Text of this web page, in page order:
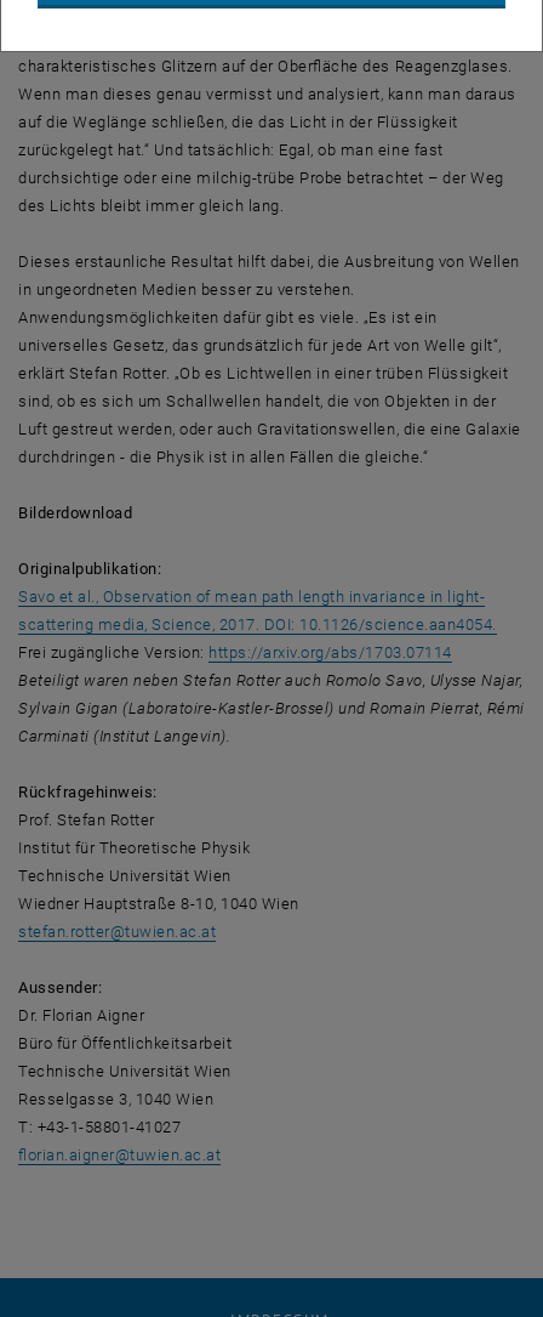
sich die Streuung fortwährend, weil sich die Nanopartikel im Wasser
charakteristisches Glitzern auf der Oberfläche des Reagenzglases.
Wenn man dieses genau vermisst und analysiert, kann man daraus
auf die Weglänge schließen, die das Licht in der Flüssigkeit
zurückgelegt hat.“ Und tatsächlich: Egal, ob man eine fast
durchsichtige oder eine milchig-trübe Probe betrachtet – der Weg
des Lichts bleibt immer gleich lang.
Dieses erstaunliche Resultat hilft dabei, die Ausbreitung von Wellen
in ungeordneten Medien besser zu verstehen.
Anwendungsmöglichkeiten dafür gibt es viele. „Es ist ein
universelles Gesetz, das grundsätzlich für jede Art von Welle gilt“,
erklärt Stefan Rotter. „Ob es Lichtwellen in einer trüben Flüssigkeit
sind, ob es sich um Schallwellen handelt, die von Objekten in der
Luft gestreut werden, oder auch Gravitationswellen, die eine Galaxie
durchdringen - die Physik ist in allen Fällen die gleiche.“
Bilderdownload
Originalpublikation:
Savo et al., Observation of mean path length invariance in light-
scattering media, Science, 2017. DOI: 10.1126/science.aan4054.
Frei zugängliche Version: https://arxiv.org/abs/1703.07114, öffnet eine
Beteiligt waren neben Stefan Rotter auch Romolo Savo, Ulysse Najar,
Sylvain Gigan (Laboratoire-Kastler-Brossel) und Romain Pierrat, Rémi
Carminati (Institut Langevin).
Rückfragehinweis:
Prof. Stefan Rotter
Institut für Theoretische Physik
Technische Universität Wien
Wiedner Hauptstraße 8-10, 1040 Wien
stefan.rotter@tuwien.ac.at
Aussender:
Dr. Florian Aigner
Büro für Öffentlichkeitsarbeit
Technische Universität Wien
Resselgasse 3, 1040 Wien
T: +43-1-58801-41027
florian.aigner@tuwien.ac.at